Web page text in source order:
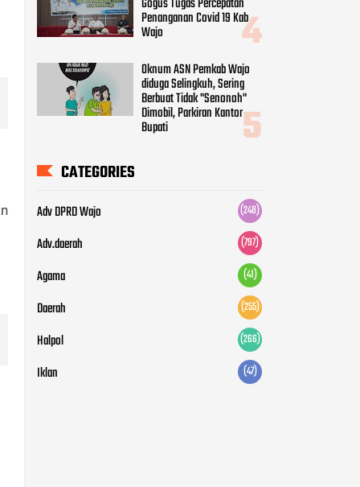
Adv DPRD Wajo (248)
Adv.daerah
(41)
Daerah (255)